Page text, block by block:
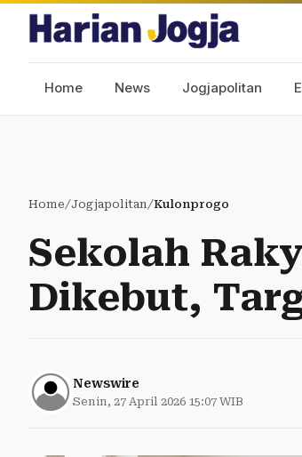
Home News Jogjapolitan
Home/Jogjapolitan/Kulonprogo
Sekolah
Dikebut,
Newswire
Senin, 27 April 2026 15:07 WIB